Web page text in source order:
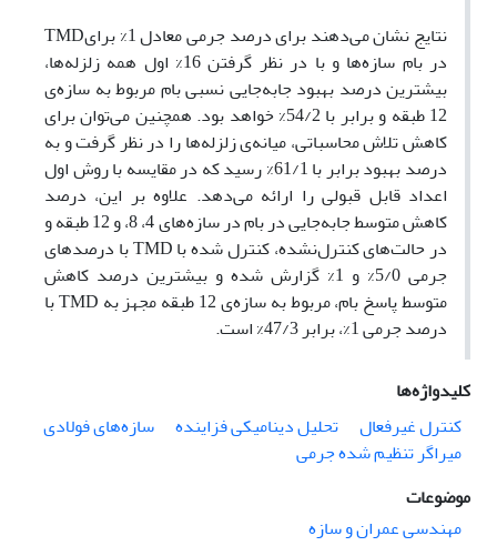
نتایج نشان می‌دهند برای درصد جرمی معادل 1% برای
TMD
در بام سازه‌ها و با در نظر گرفتن 16% اول همه زلزله‌ها،
بیشترین درصد بهبود جابه‌جایی نسبی بام مربوط به سازه‌ی
12 طبقه و برابر با 54/2% خواهد بود. همچنین می‌توان برای
کاهش تلاش محاسباتی، میانه‌ی زلزله‌ها را در نظر گرفت و به
درصد بهبود برابر با 61/1% رسید که در مقایسه با روش اول
اعداد قابل قبولی را ارائه می‌دهد. علاوه بر این، درصد
کاهش متوسط جابه‌جایی در بام در سازه‌های 4، 8، و 12 طبقه و
در حالت‌های کنترل‌نشده، کنترل شده با
با درصد‌های
جرمی 5/0% و 1% گزارش شده و بیشترین درصد کاهش
متوسط پاسخ بام، مربوط به سازه‌ی 12 طبقه مجهز به
با
درصد جرمی 1%، برابر 47/3% است
.
کلیدواژه‌ها
کنترل غیرفعال
تحلیل دینامیکی فزاینده
سازه‌های فولادی
میراگر تنظیم شده جرمی
موضوعات
مهندسی عمران و سازه